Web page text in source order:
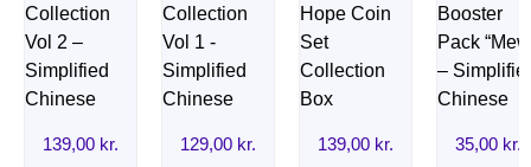
139,00 kr. 129,00 kr. 139,00 kr. 35,00 kr.